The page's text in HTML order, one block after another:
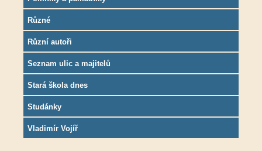
Různé
Různí autoři
Seznam ulic a majitelů
Stará škola dnes
Studánky
Vladimír Vojíř